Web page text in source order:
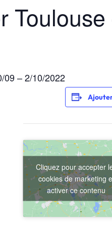
09 – 2/10/2022
Cliquez pour accepter
cookies de marketing
activer ce contenu